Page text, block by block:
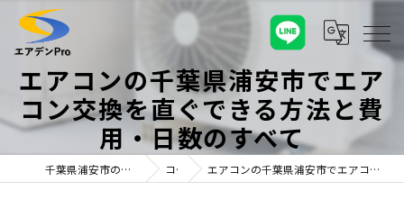
エアコンの千葉県浦安市でエア
コン交換を直ぐできる方法と費
用・日数のすべて
千葉県浦安市のエアコンならエアデンPro コラム エアコンの千葉県浦安市でエアコン交換を直ぐできる方法と費用・日数のすべて